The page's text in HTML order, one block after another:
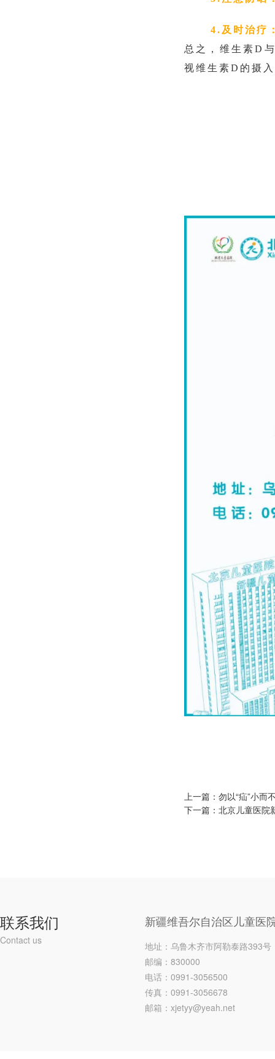
4.及时治疗
总之，维生素D
视维生素D的摄
上一篇： 勿以“疝”小而
下一篇： 北京儿童医院
联系我们
Contact us
新疆维吾尔自治区儿童医
地址：乌鲁木齐市阿勒泰路393号
邮编：830000
电话：0991-3056500
传真：0991-3056678
邮箱：xjetyy@yeah.net